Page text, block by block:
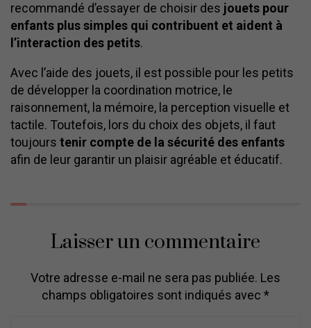
recommandé d’essayer de choisir des jouets pour
enfants plus simples qui contribuent et aident à
l’interaction des petits.
Avec l’aide des jouets, il est possible pour les petits
de développer la coordination motrice, le
raisonnement, la mémoire, la perception visuelle et
tactile. Toutefois, lors du choix des objets, il faut
toujours tenir compte de la sécurité des enfants
afin de leur garantir un plaisir agréable et éducatif.
Laisser un commentaire
Votre adresse e-mail ne sera pas publiée. Les
champs obligatoires sont indiqués avec *